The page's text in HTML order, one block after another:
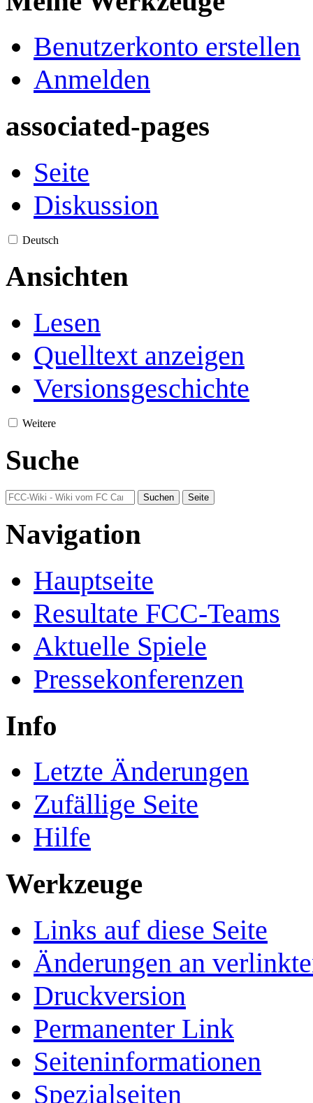
Benutzerkonto erstellen
Anmelden
associated-pages
Seite
Diskussion
Deutsch
Ansichten
Lesen
Quelltext anzeigen
Versionsgeschichte
Weitere
Suche
Navigation
Hauptseite
Resultate FCC-Teams
Aktuelle Spiele
Pressekonferenzen
Info
Letzte Änderungen
Zufällige Seite
Hilfe
Werkzeuge
Links auf diese Seite
Änderungen an
Druckversion
Permanenter Link
Seiten­­informationen
Spezialseiten